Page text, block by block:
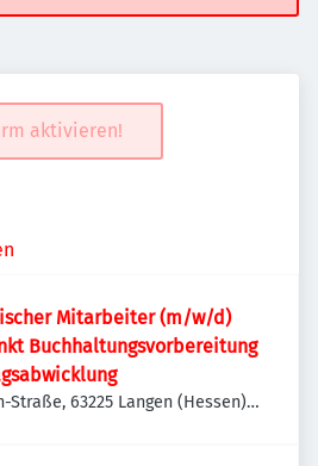
aktivieren!
Mitarbeiter (m/w/d)
Buchhaltungsvorbereitung
Straße, 63225 Langen (Hessen),